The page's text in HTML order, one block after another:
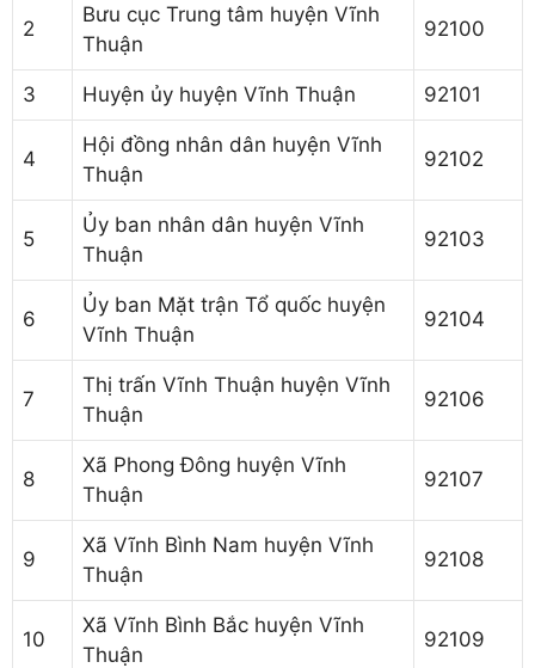
2
Bưu cục Trung tâm huyện Vĩnh
Thuận
92100
3 Huyện ủy huyện Vĩnh Thuận 92101
4
Hội đồng nhân dân huyện Vĩnh
Thuận
92102
5
Ủy ban nhân dân huyện Vĩnh
Thuận
92103
6
Ủy ban Mặt trận Tổ quốc huyện
Vĩnh Thuận
92104
7
Thị trấn Vĩnh Thuận huyện Vĩnh
Thuận
92106
8
Xã Phong Đông huyện Vĩnh
Thuận
92107
9
Xã Vĩnh Bình Nam huyện Vĩnh
Thuận
92108
10
Xã Vĩnh Bình Bắc huyện Vĩnh
Thuận
92109